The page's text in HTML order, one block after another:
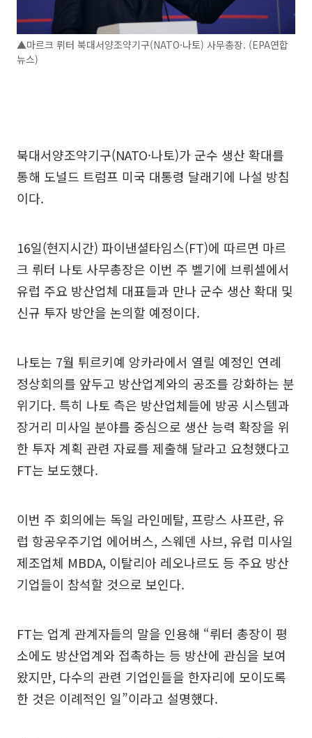
▲마르크 뤼터 북대서양조약기구(NATO·나토) 사무총장. (EPA연합
뉴스)
북대서양조약기구(NATO·나토)가 군수 생산 확대를
통해 도널드 트럼프 미국 대통령 달래기에 나설 방침
이다.
16일(현지시간) 파이낸셜타임스(FT)에 따르면 마르
크 뤼터 나토 사무총장은 이번 주 벨기에 브뤼셀에서
유럽 주요 방산업체 대표들과 만나 군수 생산 확대 및
신규 투자 방안을 논의할 예정이다.
나토는 7월 튀르키예 앙카라에서 열릴 예정인 연례
정상회의를 앞두고 방산업계와의 공조를 강화하는 분
위기다. 특히 나토 측은 방산업체들에 방공 시스템과
장거리 미사일 분야를 중심으로 생산 능력 확장을 위
한 투자 계획 관련 자료를 제출해 달라고 요청했다고
FT는 보도했다.
이번 주 회의에는 독일 라인메탈, 프랑스 사프란, 유
럽 항공우주기업 에어버스, 스웨덴 사브, 유럽 미사일
제조업체 MBDA, 이탈리아 레오나르도 등 주요 방산
기업들이 참석할 것으로 보인다.
FT는 업계 관계자들의 말을 인용해 “뤼터 총장이 평
소에도 방산업계와 접촉하는 등 방산에 관심을 보여
왔지만, 다수의 관련 기업인들을 한자리에 모이도록
한 것은 이례적인 일”이라고 설명했다.